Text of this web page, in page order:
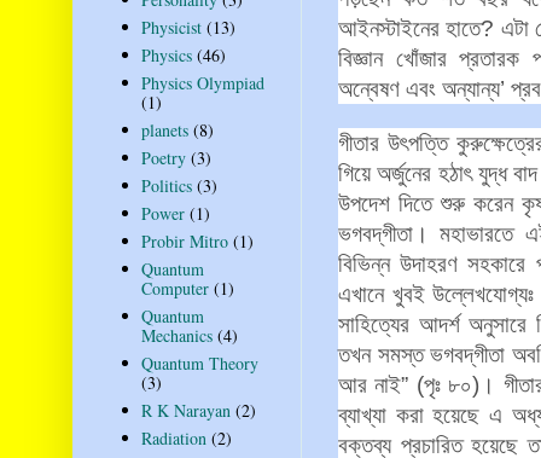
আইনস্টাইনের হাতে? এটা
বিজ্ঞান খোঁজার প্রতারক
অন্বেষণ এবং অন্যান্য’
গীতার উৎপত্তি
গিয়ে অর্জুনের হঠাৎ যুদ্ধ বাদ
উপদেশ দিতে শুরু করেন
ভগবদ্‌গীতা।
মহাভারতে
বিভিন্ন উদাহরণ সহকারে
এখানে খুবই উল্লেখযোগ্যঃ
সাহিত্যের আদর্শ অনুসারে
তখন সমস্ত ভগবদ্‌গীতা
আর নাই” (পৃঃ ৮০) ।
ব্যাখ্যা করা হয়েছে এ
বক্তব্য প্রচারিত হয়েছে
Physicist (13)
Physics (46)
Physics Olympiad
(1)
planets (8)
Poetry (3)
Politics (3)
Power (1)
Probir Mitro (1)
Quantum
Computer (1)
Quantum
Mechanics (4)
Quantum Theory
(3)
R K Narayan (2)
Radiation (2)